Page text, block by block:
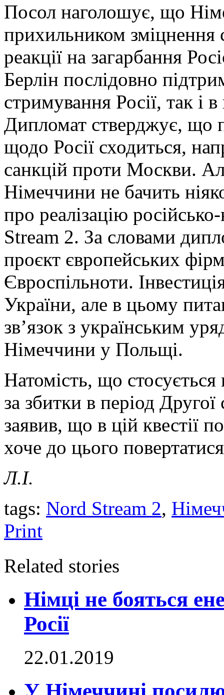
Посол наголошує, що
прихильником
реакції на загарбання
Берлін послідовно
стримування Росії, так і
Дипломат стверджує, що
щодо Росії сходиться,
санкцій проти Москви.
Німеччини не бачить
про реалізацію
Stream 2. За словами
проєкт європейських
Євроспільноти.
України, але в цьому
зв’язок з українським
Німеччини у Польщі.
Натомість, що
за збитки в період
заявив, що в цій квестії
хоче до цього
Л.І.
tags: Nord Stream 2,
Print
Related stories
Німці не бояться
Росії
22.01.2019